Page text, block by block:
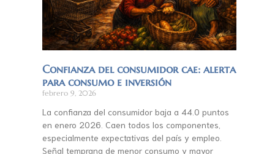
Confianza del consumidor cae: alerta
para consumo e inversión
febrero 9, 2026
La confianza del consumidor baja a 44.0 puntos
en enero 2026. Caen todos los componentes,
especialmente expectativas del país y empleo.
Señal temprana de menor consumo y mayor